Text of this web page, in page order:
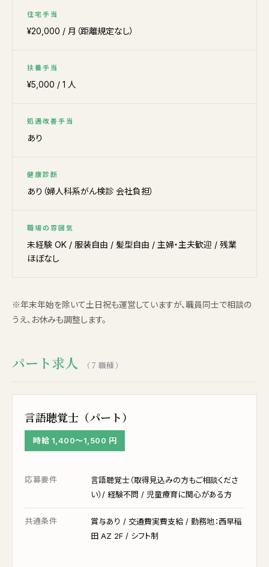
住宅手当
¥20,000 / 月（距離規定なし）
扶養手当
¥5,000 / 1 人
処遇改善手当
あり
健康診断
あり（婦人科系がん検診 会社負担）
職場の雰囲気
未経験 OK / 服装自由 / 髪型自由 / 主婦・主夫歓迎 / 残業
ほぼなし
※年末年始を除いて土日祝も運営していますが、職員同士で相談の
うえ、お休みも調整します。
パート求人 （7 職種）
言語聴覚士（パート）
時給 1,400〜1,500 円
応募要件
言語聴覚士（取得見込みの方もご相談くださ
い）/ 経験不問 / 児童療育に関心がある方
共通条件
賞与あり / 交通費実費支給 / 勤務地：西早稲
田 AZ 2F / シフト制